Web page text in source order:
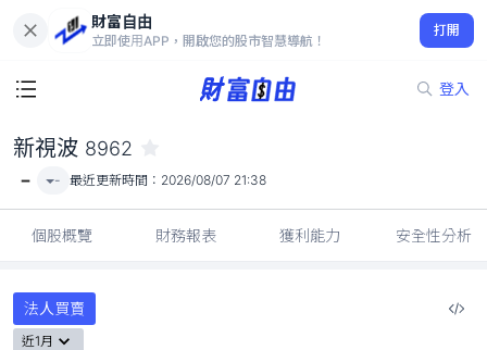
財富自由
立即使用APP，開啟您的股市智慧導航！
打開
登入
-
新視波 8962
- - 最近更新時間： 2026/08/07 21:38
個股概覽 財務報表 獲利能力 安全性分析
法人買賣
近1月